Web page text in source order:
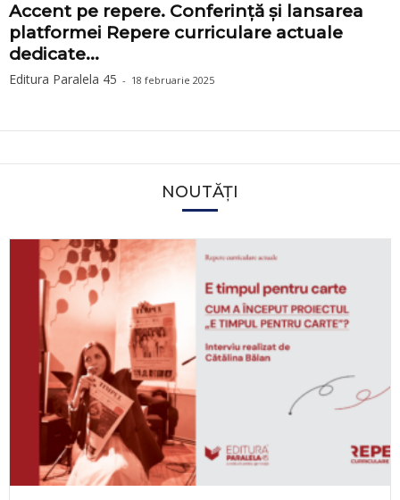
Accent pe repere. Conferință și lansarea
platformei Repere curriculare actuale
dedicate...
Editura Paralela 45 - 18 februarie 2025
NOUTĂȚI